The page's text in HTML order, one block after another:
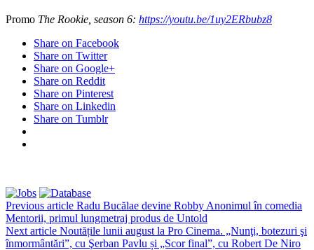
Promo The Rookie, season 6: https://youtu.be/1uy2ERbubz8
Share on Facebook
Share on Twitter
Share on Google+
Share on Reddit
Share on Pinterest
Share on Linkedin
Share on Tumblr
Previous article Radu Bucălae devine Robby Anonimul în comedia
Mentorii, primul lungmetraj produs de Untold
Next article Noutățile lunii august la Pro Cinema. „Nunţi, botezuri şi
înmormântări”, cu Şerban Pavlu și „Scor final”, cu Robert De Niro